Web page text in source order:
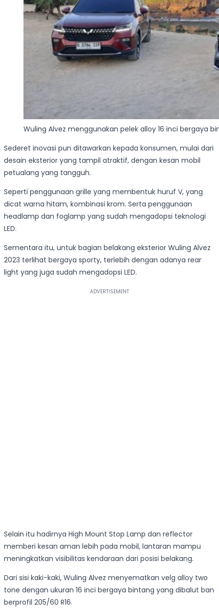
Wuling Alvez menggunakan pelek alloy 16 inci bergaya
Sederet inovasi pun ditawarkan kepada konsumen, mulai dari
desain eksterior yang tampil atraktif, dengan kesan mobil
petualang yang tangguh.
Seperti penggunaan grille yang membentuk huruf V, yang
dicat warna hitam, kombinasi krom. Serta penggunaan
headlamp dan foglamp yang sudah mengadopsi teknologi
LED.
Sementara itu, untuk bagian belakang eksterior Wuling Alvez
2023 terlihat bergaya sporty, terlebih dengan adanya rear
light yang juga sudah mengadopsi LED.
Selain itu hadirnya High Mount Stop Lamp dan reflector
memberi kesan aman lebih pada mobil, lantaran mampu
meningkatkan visibilitas kendaraan dari posisi belakang.
Dari sisi kaki-kaki, Wuling Alvez menyematkan velg alloy two
tone dengan ukuran 16 inci bergaya bintang yang dibalut ban
berprofil 205/60 R16.